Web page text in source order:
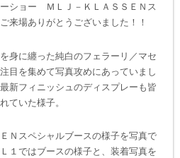
ショー ＭＬＪ－ＫＬＡＳＳＥＮス
来場ありがとうございました！！
身に纏った純白のフェラーリ／マセ
目を集めて写真攻めにあっていまし
新フィニッシュのディスプレーも皆
ていた様子。
Ｎスペシャルブースの様子を写真で
１ではブースの様子と、装着写真を